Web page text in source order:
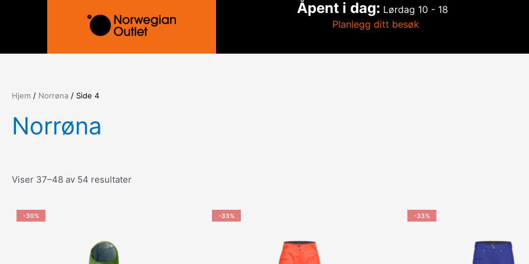
Åpent i dag: Lørdag 10 - 18
Planlegg ditt besøk
Hjem / Norrøna / Side 4
Norrøna
Viser 37–48 av 54 resultater
-30% -33% -33%